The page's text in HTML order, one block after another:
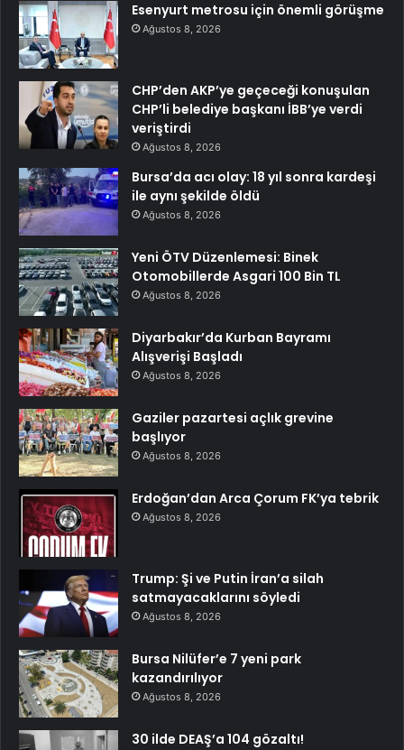
Esenyurt metrosu için önemli görüşme
Ağustos 8, 2026
CHP’den AKP’ye geçeceği konuşulan
CHP’li belediye başkanı İBB’ye verdi
veriştirdi
Ağustos 8, 2026
Bursa’da acı olay: 18 yıl sonra kardeşi
ile aynı şekilde öldü
Ağustos 8, 2026
Yeni ÖTV Düzenlemesi: Binek
Otomobillerde Asgari 100 Bin TL
Ağustos 8, 2026
Diyarbakır’da Kurban Bayramı
Alışverişi Başladı
Ağustos 8, 2026
Gaziler pazartesi açlık grevine
başlıyor
Ağustos 8, 2026
Erdoğan’dan Arca Çorum FK’ya tebrik
Ağustos 8, 2026
Trump: Şi ve Putin İran’a silah
satmayacaklarını söyledi
Ağustos 8, 2026
Bursa Nilüfer’e 7 yeni park
kazandırılıyor
Ağustos 8, 2026
30 ilde DEAŞ’a 104 gözaltı!